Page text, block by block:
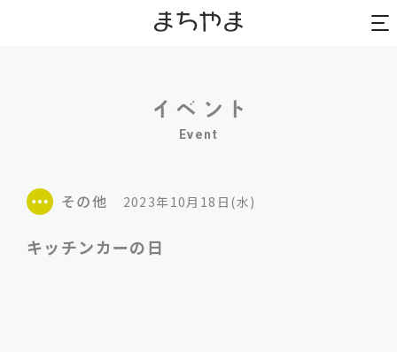
Event
その他 2023年10月18日(水)
キッチンカーの日